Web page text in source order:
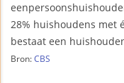
28% huishoudens met
bestaat een
Bron: CBS